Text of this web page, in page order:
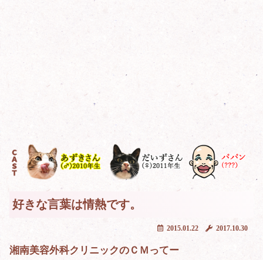
好きな言葉は情熱です。
2017.10.30
2015.01.22
湘南美容外科クリニックのＣＭってー